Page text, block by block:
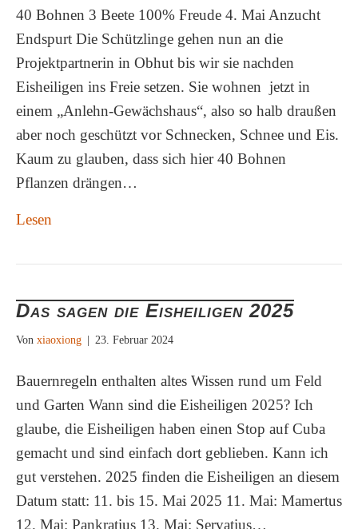
40 Bohnen 3 Beete 100% Freude 4. Mai Anzucht
Endspurt Die Schützlinge gehen nun an die
Projektpartnerin in Obhut bis wir sie nachden
Eisheiligen ins Freie setzen. Sie wohnen jetzt in
einem „Anlehn-Gewächshaus“, also so halb draußen
aber noch geschützt vor Schnecken, Schnee und Eis.
Kaum zu glauben, dass sich hier 40 Bohnen
Pflanzen drängen…
Lesen
Das sagen die Eisheiligen 2025
Von xiaoxiong 23. Februar 2024
Bauernregeln enthalten altes Wissen rund um Feld
und Garten Wann sind die Eisheiligen 2025? Ich
glaube, die Eisheiligen haben einen Stop auf Cuba
gemacht und sind einfach dort geblieben. Kann ich
gut verstehen. 2025 finden die Eisheiligen an diesem
Datum statt: 11. bis 15. Mai 2025 11. Mai: Mamertus
12. Mai: Pankratius 13. Mai: Servatius…